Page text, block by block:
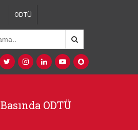
ODTÜ
Basında ODTÜ